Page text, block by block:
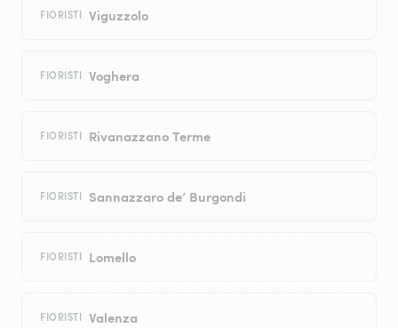
FIORISTI Viguzzolo
FIORISTI Voghera
FIORISTI Rivanazzano Terme
FIORISTI Sannazzaro de’ Burgondi
FIORISTI Lomello
FIORISTI Valenza